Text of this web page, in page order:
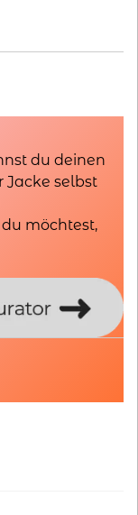
du deinen
Jacke selbst
möchtest,